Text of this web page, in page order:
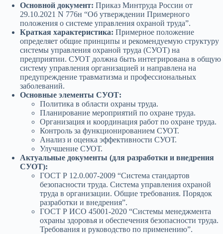
Основной документ: Приказ Минтруда России от
29.10.2021 N 776н “Об утверждении Примерного
положения о системе управления охраной труда”.
Краткая характеристика: Примерное положение
определяет общие принципы и рекомендуемую структуру
системы управления охраной труда (СУОТ) на
предприятии. СУОТ должна быть интегрирована в общую
систему управления организацией и направлена на
предупреждение травматизма и профессиональных
заболеваний.
Основные элементы СУОТ:
Политика в области охраны труда.
Планирование мероприятий по охране труда.
Организация и координация работ по охране труда.
Контроль за функционированием СУОТ.
Анализ и оценка эффективности СУОТ.
Улучшение СУОТ.
Актуальные документы (для разработки и внедрения
СУОТ):
ГОСТ Р 12.0.007-2009 “Система стандартов
безопасности труда. Система управления охраной
труда в организации. Общие требования. Порядок
разработки и внедрения”.
ГОСТ Р ИСО 45001-2020 “Системы менеджмента
охраны здоровья и обеспечения безопасности труда.
Требования и руководство по применению”.